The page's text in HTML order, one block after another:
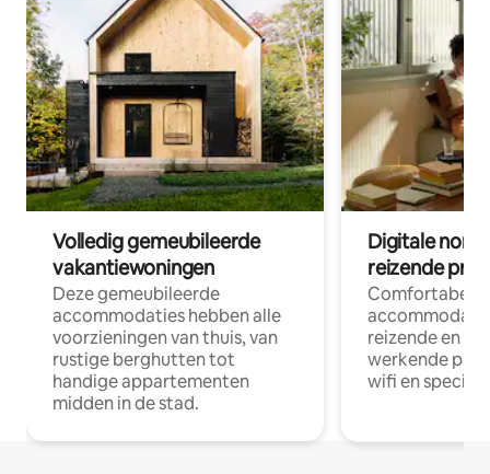
Volledig gemeubileerde
vakantiewoningen
Deze gemeubileerde
accommodaties hebben alle
voorzieningen van thuis, van
rustige berghutten tot
handige appartementen
midden in de stad.
Digitale
reizende
Comfortabele
reizende en
werkende
wifi en